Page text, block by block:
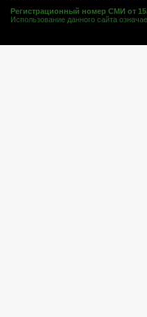
Регистрационный номер СМИ от
Использование данного сайта